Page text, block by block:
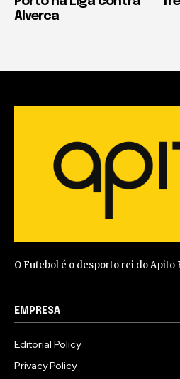
Alverca
O Futebol é o desporto rei do Apito
EMPRESA
Editorial Policy
Privacy Policy